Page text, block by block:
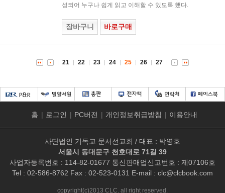
성되어 누구나 쉽게 읽고 이해할 수 있도록 했다.
장바구니 바로구매
21 22 23 24 25 26 27
홈 | 로그인 | PC버전 | 개인정보취급방침 | 이용안내
사단법인 기독교 문서선교회 / 대표 : 박영호
서울시 동대문구 천호대로 71길 39
사업자등록번호 : 114-82-01677 통신판매업신고번호 : 제07106호
Tel : 02-586-8762 Fax : 02-523-0131 E-mail : clc@clcbook.com
copyright(c)2013 CLC. all right reserved.